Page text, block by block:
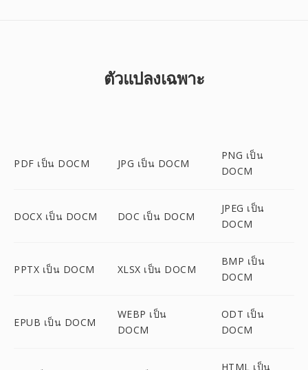
ตัวแปลงเฉพาะ
PDF เป็น DOCM JPG เป็น DOCM
PNG เป็น
DOCM
DOCX เป็น DOCM DOC เป็น DOCM
JPEG เป็น
DOCM
PPTX เป็น DOCM XLSX เป็น DOCM
BMP เป็น
DOCM
EPUB เป็น DOCM
WEBP เป็น
DOCM
ODT เป็น
DOCM
HTML เป็น